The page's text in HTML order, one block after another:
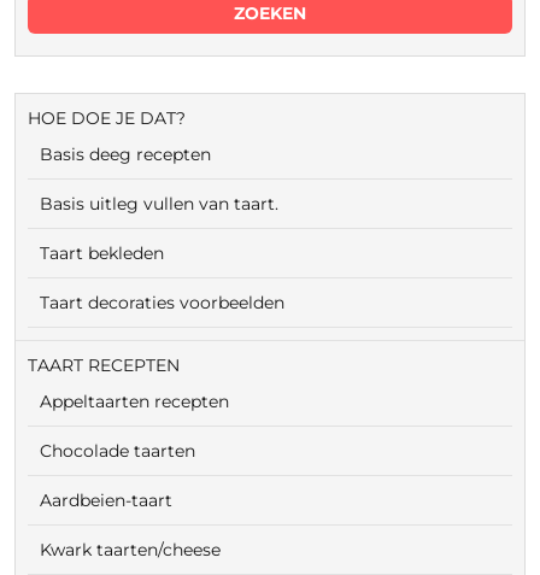
HOE DOE JE DAT?
Basis deeg recepten
Basis uitleg vullen van taart.
Taart bekleden
Taart decoraties voorbeelden
TAART RECEPTEN
Appeltaarten recepten
Chocolade taarten
Aardbeien-taart
Kwark taarten/cheese